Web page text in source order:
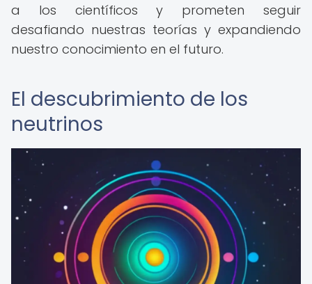
a los científicos y prometen seguir
desafiando nuestras teorías y expandiendo
nuestro conocimiento en el futuro.
El descubrimiento de los
neutrinos